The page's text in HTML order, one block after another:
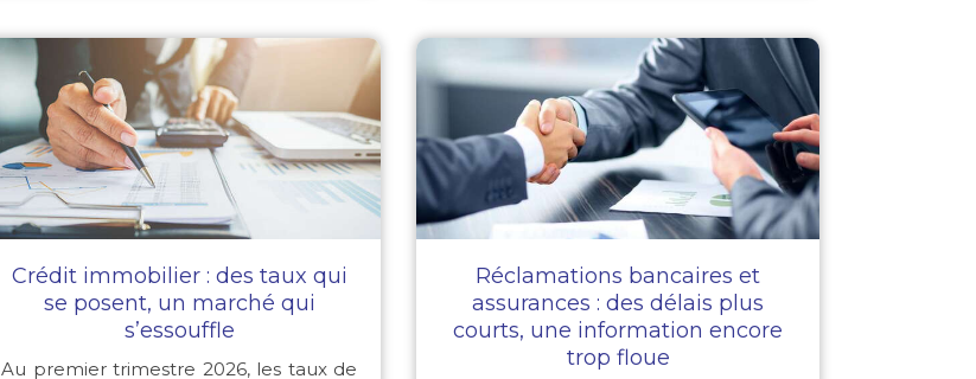
Crédit immobilier : des taux qui
se posent, un marché qui
s’essouffle
Au premier trimestre 2026, les taux de
Réclamations bancaires et
assurances : des délais plus
courts, une information encore
trop floue